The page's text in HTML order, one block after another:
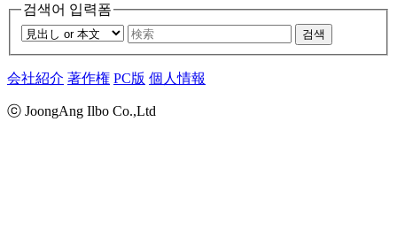
검색어 입력폼
검색
会社紹介 著作権 PC版 個人情報
ⓒ JoongAng Ilbo Co.,Ltd